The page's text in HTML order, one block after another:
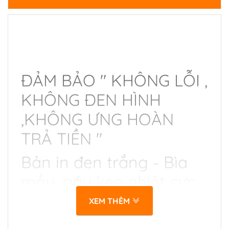
ĐẢM BẢO " KHÔNG LỖI ,
KHÔNG ĐEN HÌNH
,KHÔNG ƯNG HOÀN
TRẢ TIỀN "
Bản in đen trắng - Bìa
mầu, gáy keo nhiệt cực
chắc chắn.XEM THÊM